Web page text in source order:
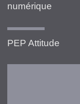
numérique
PEP Attitude